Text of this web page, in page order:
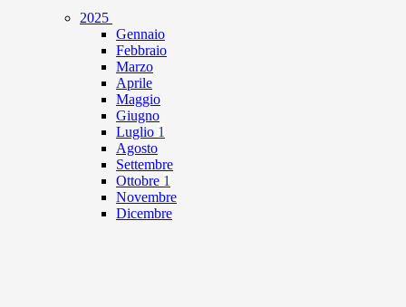
2025
Gennaio
Febbraio
Marzo
Aprile
Maggio
Giugno
Luglio 1
Agosto
Settembre
Ottobre 1
Novembre
Dicembre